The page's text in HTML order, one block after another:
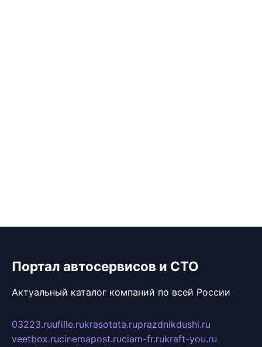
Портал автосервисов и СТО
Актуальный каталог компаний по всей России
03223.ruufille.rukrasotata.ruprazdnikdushi.ru
veetbox.rucinemapost.ruciam-fr.rukraft-you.ru